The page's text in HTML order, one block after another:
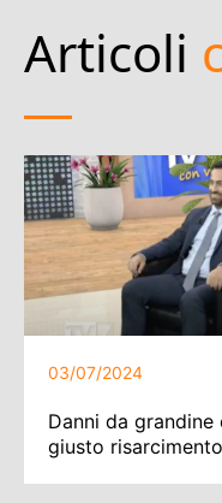
Articoli
03/07/2024
Danni da
giusto risarcimento